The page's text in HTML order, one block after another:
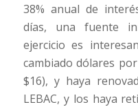
38% anual de
días, una fuente
ejercicio es
cambiado dólares
$16), y haya
LEBAC, y los haya